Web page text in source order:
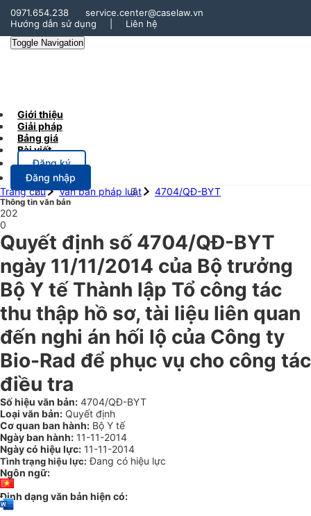
0971.654.238
service.center@caselaw.vn
Hướng dẫn sử dụng
Liên hệ
Toggle Navigation
Giới thiệu
Giải pháp
Bảng giá
Bài viết
Đăng ký
Đăng nhập
Trang chủ
Văn bản pháp luật 4704/QĐ-BYT
Thông tin văn bản
202
0
Quyết định số 4704/QĐ-BYT
ngày 11/11/2014 của Bộ trưởng
Bộ Y tế Thành lập Tổ công tác
thu thập hồ sơ, tài liệu liên quan
đến nghi án hối lộ của Công ty
Bio-Rad để phục vụ cho công tác
điều tra
Số hiệu văn bản: 4704/QĐ-BYT
Loại văn bản: Quyết định
Cơ quan ban hành: Bộ Y tế
Ngày ban hành: 11-11-2014
Ngày có hiệu lực: 11-11-2014
Tình trạng hiệu lực: Đang có hiệu lực
Ngôn ngữ:
Định dạng văn bản hiện có: